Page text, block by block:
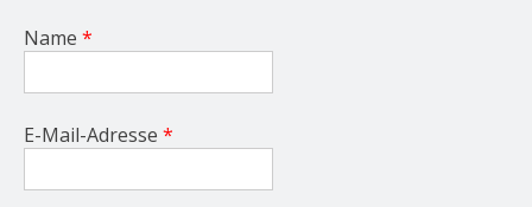
Name *
E-Mail-Adresse *